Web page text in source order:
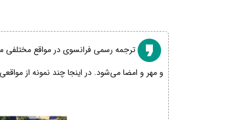
ترجمه رسمی فرانسوی در مواقع مختلفی
و مهر و امضا می‌شود. در اینجا چند نمونه از